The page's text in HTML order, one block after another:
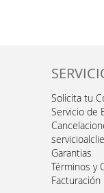
Solicita tu
Servicio de
Garantias
Términos y